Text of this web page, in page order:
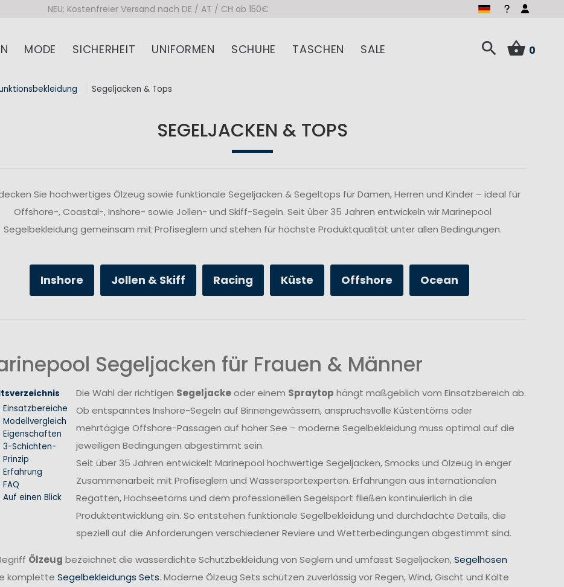
NEU: Kostenfreier Versand nach DE / AT / CH ab 150€
MODE SICHERHEIT UNIFORMEN SCHUHE TASCHEN SALE 0
Segeljacken & Tops
SEGELJACKEN & TOPS
Sie hochwertiges Ölzeug sowie funktionale Segeljacken & Segeltops für Damen, Herren und Kinder – ideal für
Offshore-, Coastal-, Inshore- sowie Jollen- und Skiff-Segeln. Seit über 35 Jahren entwickeln wir Marinepool
Segelbekleidung gemeinsam mit Profiseglern und stehen für höchste Produktqualität unter allen Bedingungen.
Inshore Jollen & Skiff Racing Küste Offshore Ocean
Segeljacken für Frauen & Männer
Einsatzbereiche
Modellvergleich
Eigenschaften
3-Schichten-
Prinzip
Erfahrung
FAQ
Auf einen Blick
Die Wahl der richtigen Segeljackeoder einem Spraytop hängt maßgeblich vom Einsatzbereich ab.
Ob entspanntes Inshore-Segeln auf Binnengewässern, anspruchsvolle Küstentörns oder
mehrtägige Offshore-Passagen auf hoher See – moderne Segelbekleidung muss optimal auf die
jeweiligen Bedingungen abgestimmt sein.
Seit über 35 Jahren entwickelt Marinepool hochwertige Segeljacken, Smocks und Ölzeug in enger
Zusammenarbeit mit Profiseglern und Wassersportexperten. Erfahrungen aus internationalen
Regatten, Hochseetörns und dem professionellen Segelsport fließen kontinuierlich in die
Produktentwicklung ein. So entstehen funktionale Segelbekleidung und durchdachte Details, die
speziell auf die Anforderungen verschiedener Reviere und Wetterbedingungen abgestimmt sind.
Ölzeug bezeichnet die wasserdichte Schutzbekleidung von Seglern und umfasst Segeljacken,Segelhosen
komplette Segelbekleidungs Sets. Moderne Ölzeug Sets schützen zuverlässig vor Regen, Wind, Gischt und Kälte